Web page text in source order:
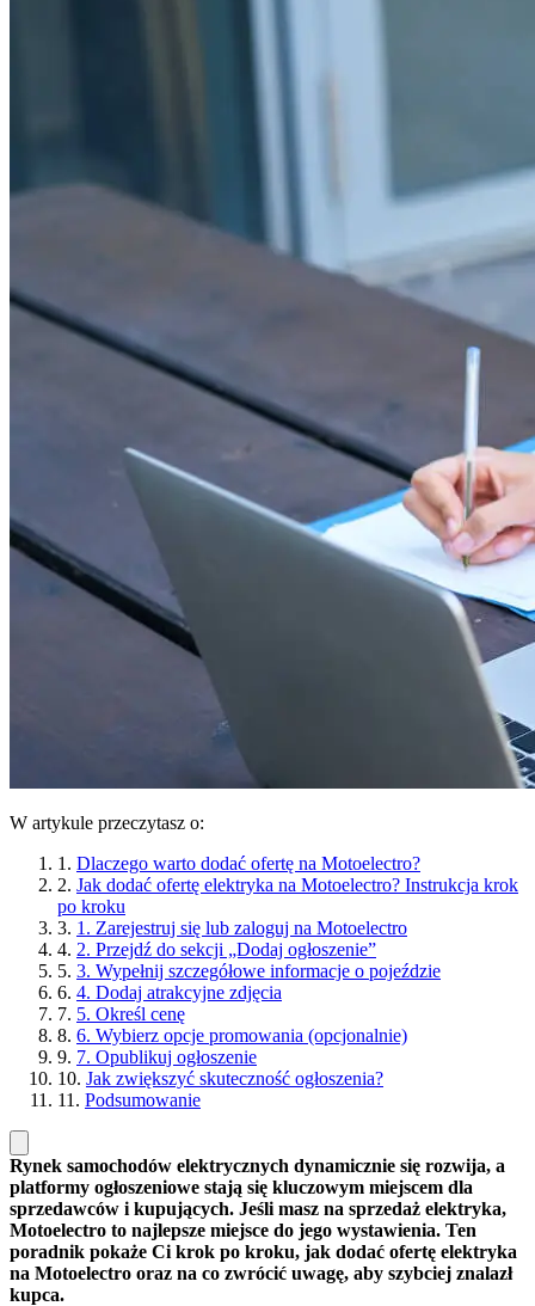
W artykule przeczytasz o:
1. Dlaczego warto dodać ofertę na Motoelectro?
2. Jak dodać ofertę elektryka na Motoelectro? Instrukcja krok
po kroku
3. 1. Zarejestruj się lub zaloguj na Motoelectro
4. 2. Przejdź do sekcji „Dodaj ogłoszenie”
5. 3. Wypełnij szczegółowe informacje o pojeździe
6. 4. Dodaj atrakcyjne zdjęcia
7. 5. Określ cenę
8. 6. Wybierz opcje promowania (opcjonalnie)
9. 7. Opublikuj ogłoszenie
10. Jak zwiększyć skuteczność ogłoszenia?
11. Podsumowanie
Rynek samochodów elektrycznych dynamicznie się rozwija, a
platformy ogłoszeniowe stają się kluczowym miejscem dla
sprzedawców i kupujących. Jeśli masz na sprzedaż elektryka,
Motoelectro to najlepsze miejsce do jego wystawienia. Ten
poradnik pokaże Ci krok po kroku, jak dodać ofertę elektryka
na Motoelectro oraz na co zwrócić uwagę, aby szybciej znalazł
kupca.